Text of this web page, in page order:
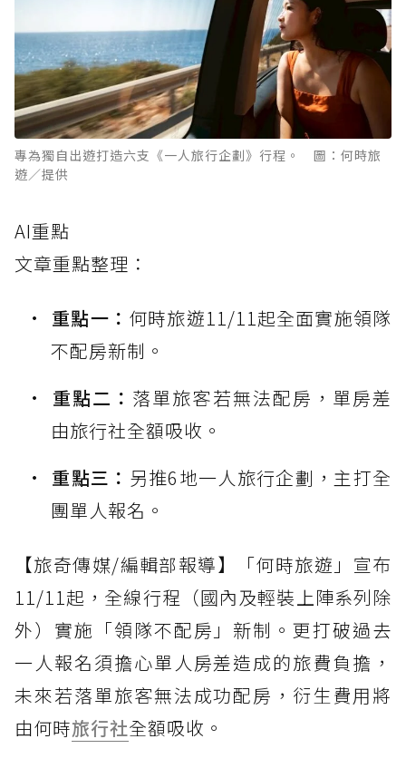
專為獨自出遊打造六支《一人旅行企劃》行程。 圖：何時旅
遊／提供
AI重點
文章重點整理：
重點一： 何時旅遊11/11起全面實施領隊
不配房新制。
重點二： 落單旅客若無法配房，單房差
由旅行社全額吸收。
重點三： 另推6地一人旅行企劃，主打全
團單人報名。
【旅奇傳媒/編輯部報導】「何時旅遊」宣布
11/11起，全線行程（國內及輕裝上陣系列除
外）實施「領隊不配房」新制。更打破過去
一人報名須擔心單人房差造成的旅費負擔，
未來若落單旅客無法成功配房，衍生費用將
由何時旅行社全額吸收。